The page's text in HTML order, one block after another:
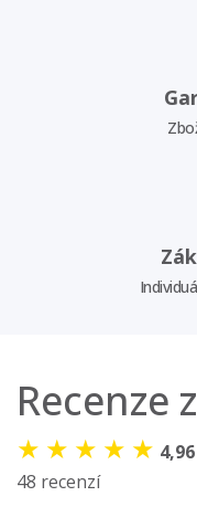
Recenze
★ ★ ★ ★ ★ 4,96
48 recenzí